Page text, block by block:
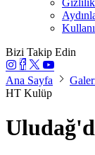
Gizlilik
Bizi Takip Edin
Ana Sayfa
HT Kulüp